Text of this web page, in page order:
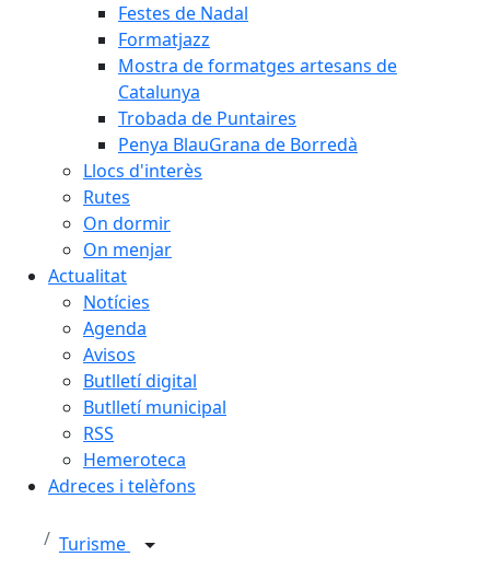
Festes de Nadal
Formatjazz
Mostra de formatges artesans de
Catalunya
Trobada de Puntaires
Penya BlauGrana de Borredà
Llocs d'interès
Rutes
On dormir
On menjar
Actualitat
Notícies
Agenda
Avisos
Butlletí digital
Butlletí municipal
RSS
Hemeroteca
Adreces i telèfons
Turisme